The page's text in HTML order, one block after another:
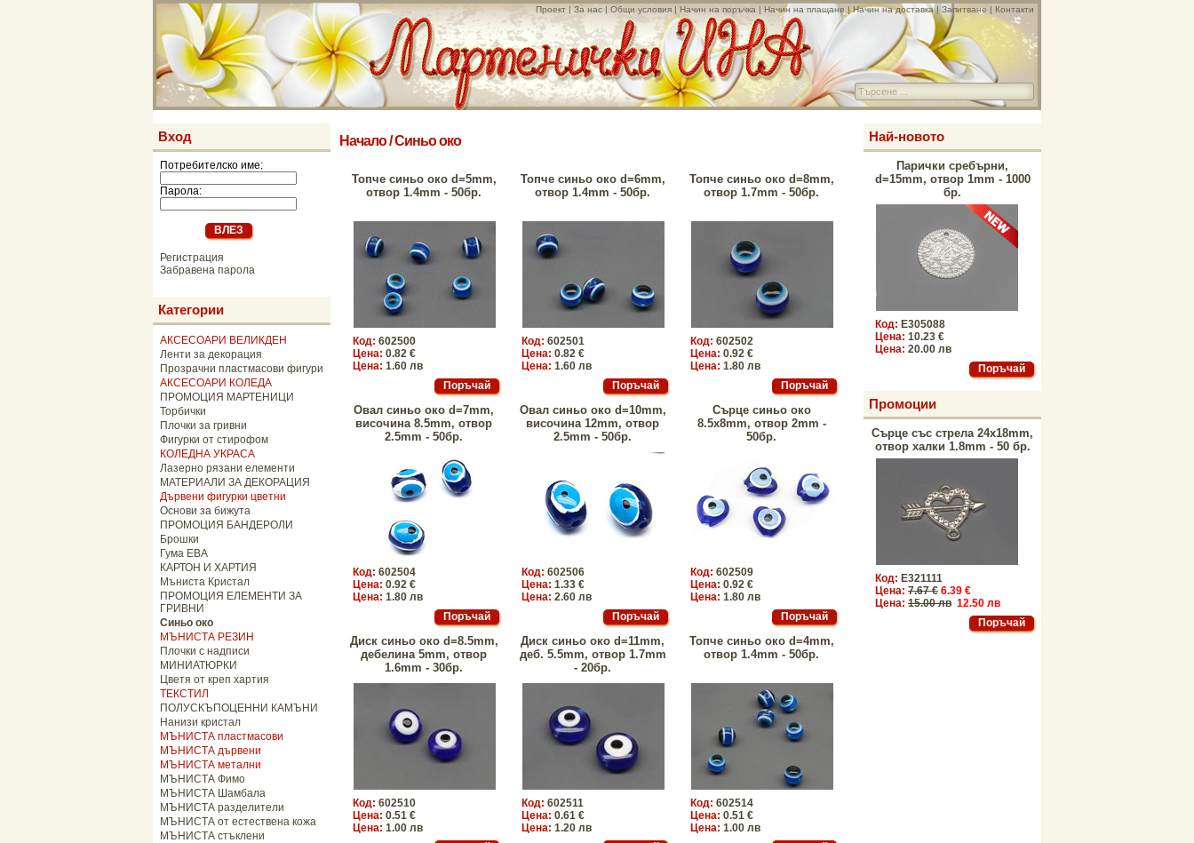
Проект |За нас | Общи условия | Начин на поръчка | Начин на плащане|Начин на доставка|Запитване | Контакти
Вход
Потребителско име:
Парола:
Регистрация
Забравена парола
Категории
АКСЕСОАРИ ВЕЛИКДЕН
Ленти за декорация
Прозрачни пластмасови фигури
АКСЕСОАРИ КОЛЕДА
ПРОМОЦИЯ МАРТЕНИЦИ
Торбички
Плочки за гривни
Фигурки от стирофом
КОЛЕДНА УКРАСА
Лазерно рязани елементи
МАТЕРИАЛИ ЗА ДЕКОРАЦИЯ
Дървени фигурки цветни
Основи за бижута
ПРОМОЦИЯ БАНДЕРОЛИ
Брошки
Гума ЕВА
КАРТОН И ХАРТИЯ
Мъниста Кристал
ПРОМОЦИЯ ЕЛЕМЕНТИ ЗА
ГРИВНИ
Синьо око
МЪНИСТА РЕЗИН
Плочки с надписи
МИНИАТЮРКИ
Цветя от креп хартия
ТЕКСТИЛ
ПОЛУСКЪПОЦЕННИ КАМЪНИ
Нанизи кристал
МЪНИСТА пластмасови
МЪНИСТА дървени
МЪНИСТА метални
МЪНИСТА Фимо
МЪНИСТА Шамбала
МЪНИСТА разделители
МЪНИСТА от естествена кожа
МЪНИСТА стъклени
Начало/Синьо око
Топче синьо око d=5mm,
отвор 1.4mm - 50бр.
Код: 602500
Цена: 0.82 €
Цена: 1.60 лв
Топче синьо око d=6mm,
отвор 1.4mm - 50бр.
Код: 602501
Цена: 0.82 €
Цена: 1.60 лв
Топче синьо око d=8mm,
отвор 1.7mm - 50бр.
Код: 602502
Цена: 0.92 €
Цена: 1.80 лв
Овал синьо око d=7mm,
височина 8.5mm, отвор
2.5mm - 50бр.
Код: 602504
Цена: 0.92 €
Цена: 1.80 лв
Овал синьо око d=10mm,
височина 12mm, отвор
2.5mm - 50бр.
Код: 602506
Цена: 1.33 €
Цена: 2.60 лв
Сърце синьо око
8.5x8mm, отвор 2mm -
50бр.
Код: 602509
Цена: 0.92 €
Цена: 1.80 лв
Диск синьо око d=8.5mm,
дебелина 5mm, отвор
1.6mm - 30бр.
Код: 602510
Цена: 0.51 €
Цена: 1.00 лв
Диск синьо око d=11mm,
деб. 5.5mm, отвор 1.7mm
- 20бр.
Код: 602511
Цена: 0.61 €
Цена: 1.20 лв
Топче синьо око d=4mm,
отвор 1.4mm - 50бр.
Код: 602514
Цена: 0.51 €
Цена: 1.00 лв
Най-новото
Парички сребърни,
d=15mm, отвор 1mm - 1000
бр.
Код: E305088
Цена: 10.23 €
Цена: 20.00 лв
Промоции
Сърце със стрела 24x18mm,
отвор халки 1.8mm - 50 бр.
Код: E321111
Цена: 7.67 € 6.39 €
Цена: 15.00 лв 12.50 лв